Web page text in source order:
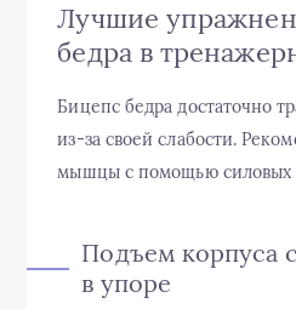
Лучшие
бедра в
Бицепс бедра достаточно
из-за своей слабости.
мышцы с помощью силовых
Подъем корпуса
в упоре